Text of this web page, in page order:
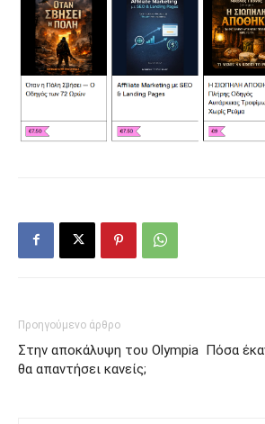
Προηγούμενο άρθρο
Στην αποκάλυψη του Olympia
θα απαντήσει κανείς;
Πόσα